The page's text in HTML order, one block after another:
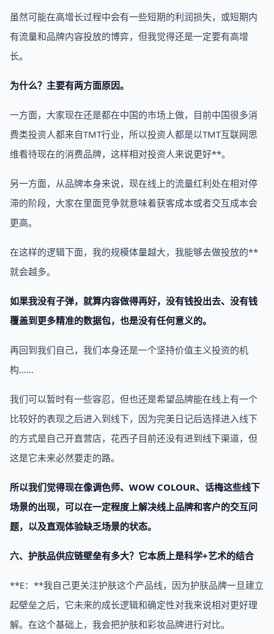
虽然可能在高增长过程中会有一些短期的利润损失，或短期内
有流量和品牌内容投放的博弈，但我觉得还是一定要有高增
长。
为什么？主要有两方面原因。
一方面，大家现在还是都在中国的市场上做，目前中国很多消
费类投资人都来自TMT行业，所以投资人都是以TMT互联网思
维看待现在的消费品牌，这样相对投资人来说更好**。
另一方面，从品牌本身来说，现在线上的流量红利处在相对停
滞的阶段，大家在里面竞争就意味着获客成本或者交互成本会
更高。
在这样的逻辑下面，我的规模体量越大，我能够去做投放的**
就会越多。
如果我没有子弹，就算内容做得再好，没有钱投出去、没有钱
覆盖到更多精准的数据包，也是没有任何意义的。
再回到我们自己，我们本身还是一个坚持价值主义投资的机
构……
我们可以暂时有一些容忍，但也还是希望品牌能在线上有一个
比较好的表现之后进入到线下，因为完美日记后选择进入线下
的方式是自己开直营店，花西子目前还没有进到线下渠道，但
这是它未来必然要走的路。
所以我们觉得现在像调色师、WOW COLOUR、话梅这些线下
场景的出现，可以在一定程度上解决线上品牌和客户的交互问
题，以及直观体验缺乏场景的状态。
六、护肤品供应链壁垒有多大？它本质上是科学+艺术的结合
**E：**我自己更关注护肤这个产品线，因为护肤品牌一旦建立
起壁垒之后，它未来的成长逻辑和确定性对我来说相对更好理
解。在这个基础上，我会把护肤和彩妆品牌进行对比。